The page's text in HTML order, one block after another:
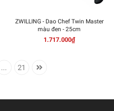
ZWILLING - Dao Chef Twin Master
màu đen - 25cm
1.717.000₫
... 21